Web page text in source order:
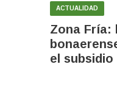
ACTUALIDAD
Zona Fría:
el subsidio